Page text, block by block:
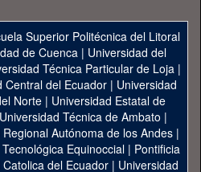
Superior Politécnica del Litoral
de Cuenca| Universidad del
Técnica Particular de Loja|
Central del Ecuador| Universidad
Norte | Universidad Estatal de
Universidad Técnica de Ambato |
Autónoma de los Andes|
Equinoccial| Pontificia
del Ecuador | Universidad